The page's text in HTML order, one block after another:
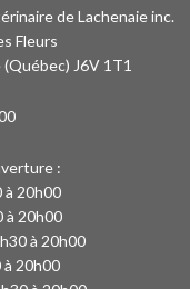
de Lachenaie inc.
Fleurs
J6V 1T1
:
à 20h00
à 20h00
à 20h00
à 20h00